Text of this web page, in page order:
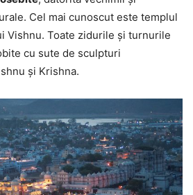
Cel mai cunoscut este templul
Vishnu. Toate zidurile și turnurile
cu sute de sculpturi
și Krishna.